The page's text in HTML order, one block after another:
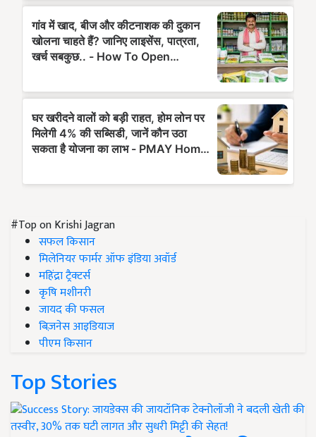
#Top on Krishi Jagran
सफल किसान
मिलेनियर फार्मर ऑफ इंडिया अवॉर्ड
महिंद्रा ट्रैक्टर्स
कृषि मशीनरी
जायद की फसल
बिज़नेस आइडियाज
पीएम किसान
Top Stories